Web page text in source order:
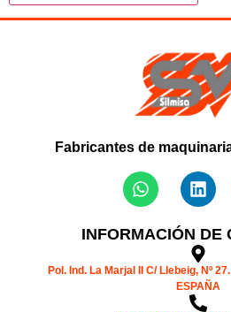
Fabricantes de
INFORMACIÓN DE
Pol. Ind. La Marjal II C/ Llebeig, Nº
ESPAÑA